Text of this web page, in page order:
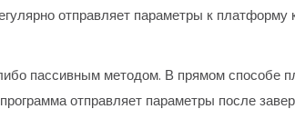
отправляет параметры к
пассивным методом. В прямом способе
отправляет параметры после